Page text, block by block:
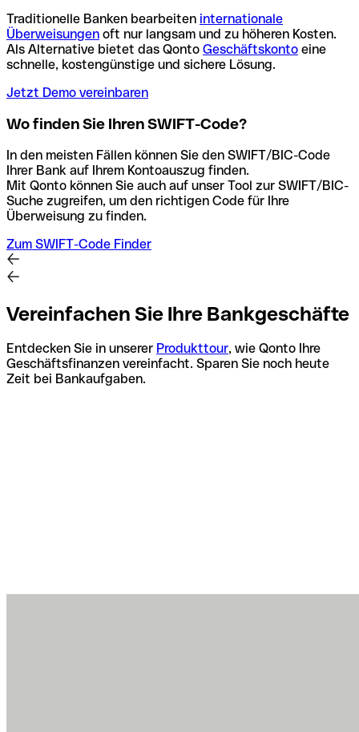
Traditionelle Banken bearbeiten internationale
Überweisungen oft nur langsam und zu höheren Kosten.
Als Alternative bietet das Qonto Geschäftskonto eine
schnelle, kostengünstige und sichere Lösung.
Jetzt Demo vereinbaren
Wo finden Sie Ihren SWIFT-Code?
In den meisten Fällen können Sie den SWIFT/BIC-Code
Ihrer Bank auf Ihrem Kontoauszug finden.
Mit Qonto können Sie auch auf unser Tool zur SWIFT/BIC-
Suche zugreifen, um den richtigen Code für Ihre
Überweisung zu finden.
Zum SWIFT-Code Finder
Vereinfachen Sie Ihre Bankgeschäfte
Entdecken Sie in unserer Produkttour, wie Qonto Ihre
Geschäftsfinanzen vereinfacht. Sparen Sie noch heute
Zeit bei Bankaufgaben.